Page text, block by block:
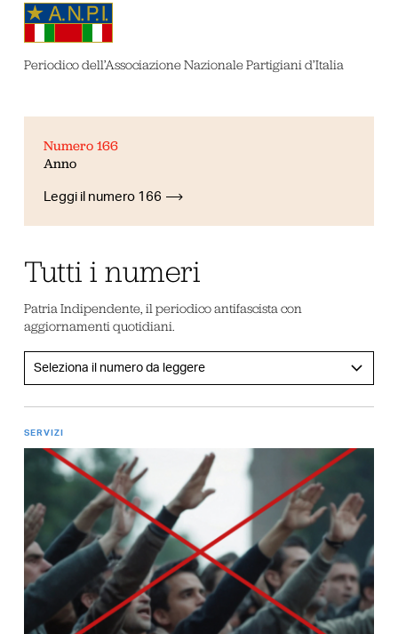
Periodico dell’Associazione Nazionale Partigiani d’Italia
Numero 166
Anno
Leggi il numero 166
Tutti i numeri
Patria Indipendente, il periodico antifascista con
aggiornamenti quotidiani.
SERVIZI